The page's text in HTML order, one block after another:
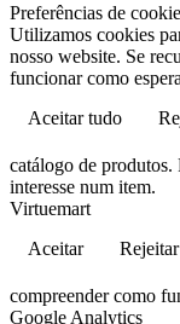
Preferências de
Utilizamos cookies
nosso website. Se
funcionar como
Aceitar tudo
catálogo de produtos.
interesse num item.
Virtuemart
Aceitar
Rejeitar
compreender como
Google Analytics